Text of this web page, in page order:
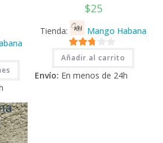
Este
producto
tiene
Las
opciones
se
pueden
elegir
$25
Tienda: Mango Habana
2.71
de 5
Añadir al carrito
Envío: En menos de 24h